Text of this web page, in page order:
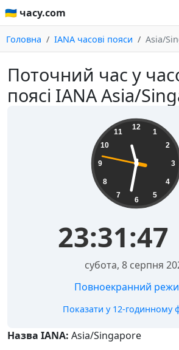
🇺🇦 часу.com
Головна IANA часові пояси Asia/
Поточний час у
поясі IANA Asia/
12
1
2
3
4
5
6
7
8
9
10
11
23:31:48
субота, 8 серпня
Повноекранний
Показати у 12-годинному
Назва IANA: Asia/Singapore